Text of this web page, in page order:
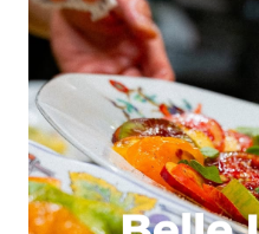
comme il est positif (et
qu’un bon burger bio
en amoureux <3
Répondre
Marthe R.
27 janvier 2022 à 16 h 57 min